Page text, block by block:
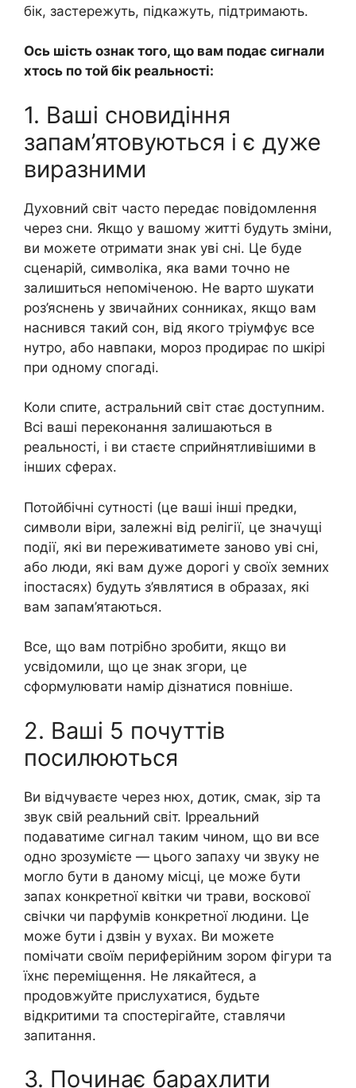
бік, застережуть, підкажуть, підтримають.
Ось шість ознак того, що вам подає сигнали
хтось по той бік реальності:
1. Ваші сновидіння
запам’ятовуються і є дуже
виразними
Духовний світ часто передає повідомлення
через сни. Якщо у вашому житті будуть зміни,
ви можете отримати знак уві сні. Це буде
сценарій, символіка, яка вами точно не
залишиться непоміченою. Не варто шукати
роз’яснень у звичайних сонниках, якщо вам
наснився такий сон, від якого тріумфує все
нутро, або навпаки, мороз продирає по шкірі
при одному спогаді.
Коли спите, астральний світ стає доступним.
Всі ваші переконання залишаються в
реальності, і ви стаєте сприйнятливішими в
інших сферах.
Потойбічні сутності (це ваші інші предки,
символи віри, залежні від релігії, це значущі
події, які ви переживатимете заново уві сні,
або люди, які вам дуже дорогі у своїх земних
іпостасях) будуть з’являтися в образах, які
вам запам’ятаються.
Все, що вам потрібно зробити, якщо ви
усвідомили, що це знак згори, це
сформулювати намір дізнатися повніше.
2. Ваші 5 почуттів
посилюються
Ви відчуваєте через нюх, дотик, смак, зір та
звук свій реальний світ. Ірреальний
подаватиме сигнал таким чином, що ви все
одно зрозумієте — цього запаху чи звуку не
могло бути в даному місці, це може бути
запах конкретної квітки чи трави, воскової
свічки чи парфумів конкретної людини. Це
може бути і дзвін у вухах. Ви можете
помічати своїм периферійним зором фігури та
їхнє переміщення. Не лякайтеся, а
продовжуйте прислухатися, будьте
відкритими та спостерігайте, ставлячи
запитання.
3. Починає барахлити